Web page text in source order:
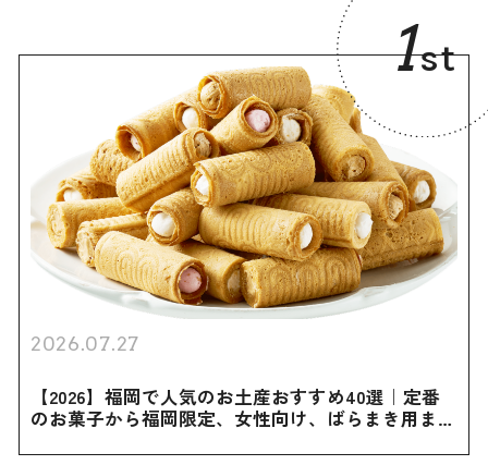
1st
2026.07.27
【2026】福岡で人気のお土産おすすめ40選｜定番
のお菓子から福岡限定、女性向け、ばらまき用まで